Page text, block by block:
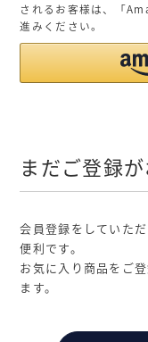
されるお客様は、「
進みください。
まだご登録
会員登録をしていた
便利です。
お気に入り商品をご
ます。